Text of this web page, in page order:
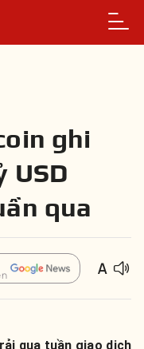
ghi
USD
qua
qua tuần giao dịch